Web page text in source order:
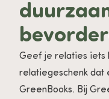
Geef je relaties iets
relatiegeschenk dat
GreenBooks. Bij